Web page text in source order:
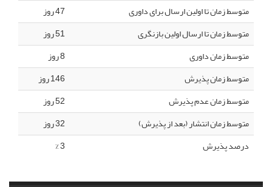
متوسط زمان تا اولین ارسال برای داوری
47 روز
متوسط زمان تا ارسال اولین بازنگری
51 روز
متوسط زمان داوری
8 روز
متوسط زمان پذیرش
146 روز
متوسط زمان عدم پذیرش
52 روز
متوسط زمان انتشار (بعد از پذیرش)
32 روز
درصد پذیرش
3 %